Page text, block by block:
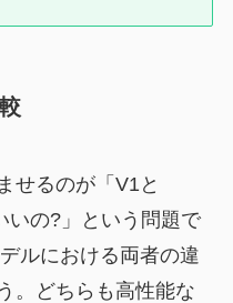
せるのが「V1と
いの?」という問題で
ルにおける両者の違
。どちらも高性能な